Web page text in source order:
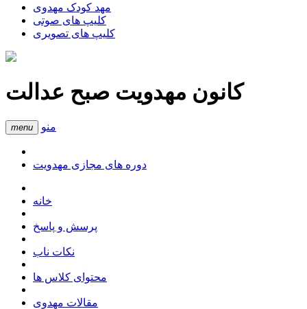
مهد کودک مهدوی
کلیپ های صوتی
کلیپ های تصویری
کانون مهدویت صبح عدالت
menu منو
دوره های مجازی مهدویت
خانه
پرسش و پاسخ
نکات ناب
محتوای کلاس ها
مقالات مهدوی